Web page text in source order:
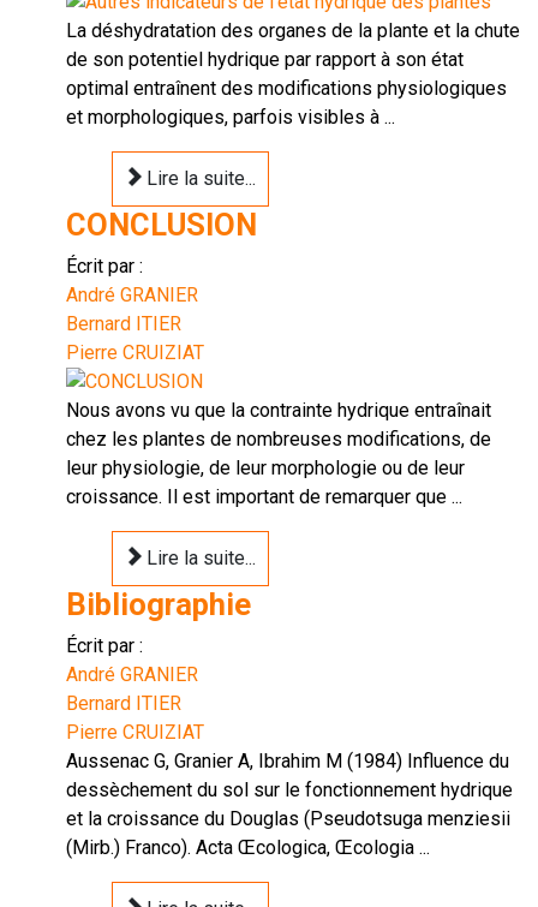
La déshydratation des organes de la plante et la chute
de son potentiel hydrique par rapport à son état
optimal entraînent des modifications physiologiques
et morphologiques, parfois visibles à ...
Lire la suite...
CONCLUSION
Écrit par :
André GRANIER
Bernard ITIER
Pierre CRUIZIAT
Nous avons vu que la contrainte hydrique entraînait
chez les plantes de nombreuses modifications, de
leur physiologie, de leur morphologie ou de leur
croissance. Il est important de remarquer que ...
Lire la suite...
Bibliographie
Écrit par :
André GRANIER
Bernard ITIER
Pierre CRUIZIAT
Aussenac G, Granier A, Ibrahim M (1984) Influence du
dessèchement du sol sur le fonctionnement hydrique
et la croissance du Douglas (Pseudotsuga menziesii
(Mirb.) Franco). Acta Œcologica, Œcologia ...